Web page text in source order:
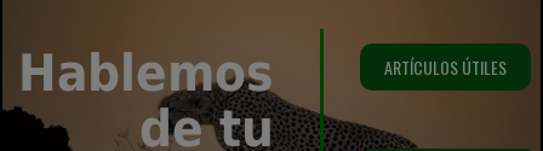
Hablemos
de tu
ARTÍCULOS ÚTILES